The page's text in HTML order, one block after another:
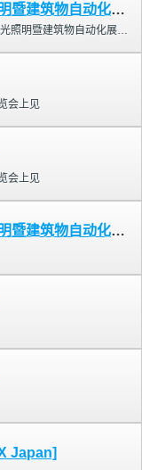
2024 德国法兰克福灯光照明暨建筑物自动化展览会
在即将到来的2024 德国法兰克福灯光照明暨建筑物自动化展览会会上见
会上见
会上见
2022 德国法兰克福灯光照明暨建筑物自动化展览会
Japan]